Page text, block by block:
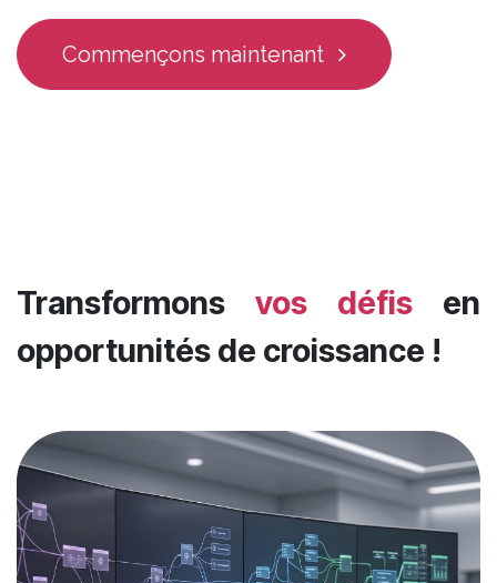
Commençons maintenant
Transformons vos défis en
opportunités de croissance !